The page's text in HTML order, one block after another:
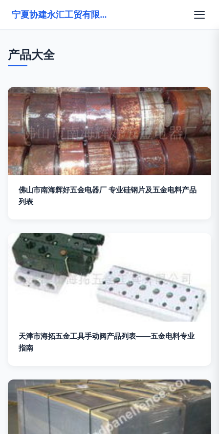
宁夏协建永汇工贸有限公司
产品大全
佛山市南海辉好五金电器厂 专业硅钢片及五金电料产品
列表
天津市海拓五金工具手动阀产品列表——五金电料专业
指南